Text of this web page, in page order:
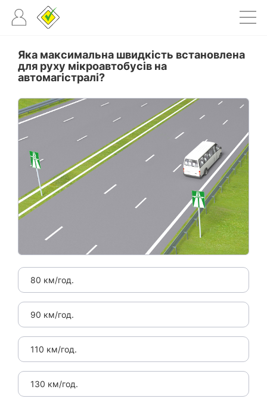
Яка максимальна швидкість встановлена
для руху мікроавтобусів на
автомагістралі?
80 км/год.
90 км/год.
110 км/год.
130 км/год.